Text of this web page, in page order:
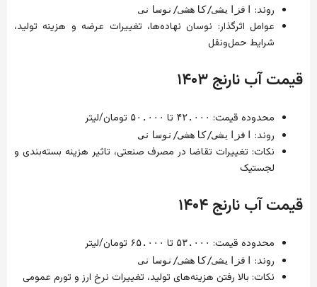
روند: افزایشی/کاهشی/نوسانی
عوامل اثرگذار: نوسان نهاده‌ها، تغییرات عرضه و هزینه تولید،
شرایط حمل‌ونقل
قیمت آب نارنج ۱۴۰۳
محدوده قیمت: ۴۲.۰۰۰ تا ۵۰.۰۰۰ تومان/لیتر
روند: افزایشی/کاهشی/نوسانی
نکات: تغییرات تقاضا در مصرف صنعتی، تاثیر هزینه بسته‌بندی و
لجستیک
قیمت آب نارنج ۱۴۰۴
محدوده قیمت: ۵۳.۰۰۰ تا ۶۵.۰۰۰ تومان/لیتر
روند: افزایشی/کاهشی/نوسانی
نکات: بالا رفتن هزینه‌های تولید، تغییرات نرخ ارز و تورم عمومی